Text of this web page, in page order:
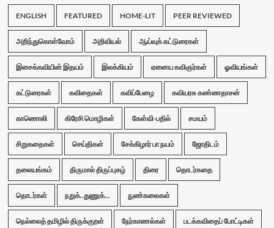
ENGLISH FEATURED HOME-LIT PEER REVIEWED
அறிந்துகொள்வோம் அறிவியல் ஆய்வுக் கட்டுரைகள்
இசைக்கவியின் இதயம் இலக்கியம் ஏனைய கவிஞர்கள் ஓவியங்கள்
கட்டுரைகள் கவிதைகள் கவிப்பேழை கவியரசு கண்ணதாசன்
காணொலி கிரேசி மொழிகள் கேள்வி-பதில் சமயம்
சிறுகதைகள் செய்திகள் சேக்கிழார் பா நயம் ஜோதிடம்
தலையங்கம் திருமால் திருப்புகழ் திரை தொடர்கதை
தொடர்கள் நறுக்..துணுக்... நுண்கலைகள்
நெல்லைத் தமிழில் திருக்குறள் நேர்காணல்கள் படக்கவிதைப் போட்டிகள்